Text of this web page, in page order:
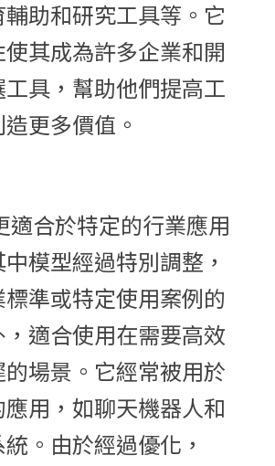
助和研究工具等。它
其成為許多企業和開
具，幫助他們提高工
更多價值。
適合於特定的行業應用
中模型經過特別調整，
準或特定使用案例的
適合使用在需要高效
場景。它經常被用於
用，如聊天機器人和
。由於經過優化，